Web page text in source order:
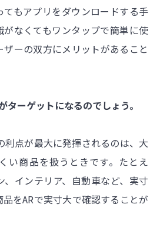
てもアプリをダウンロードする手
なくてもワンタップで簡単に使
ーの双方にメリットがあること
ターゲットになるのでしょう。
利点が最大に発揮されるのは、大
い商品を扱うときです。たとえ
インテリア、自動車など、実寸
をARで実寸大で確認することが